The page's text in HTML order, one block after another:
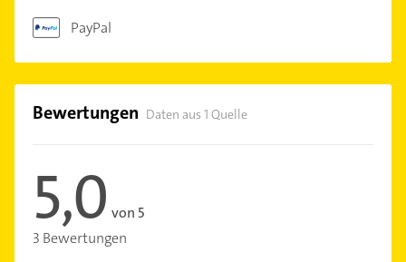
PayPal
Bewertungen Daten aus 1 Quelle
5,0 von 5
3 Bewertungen